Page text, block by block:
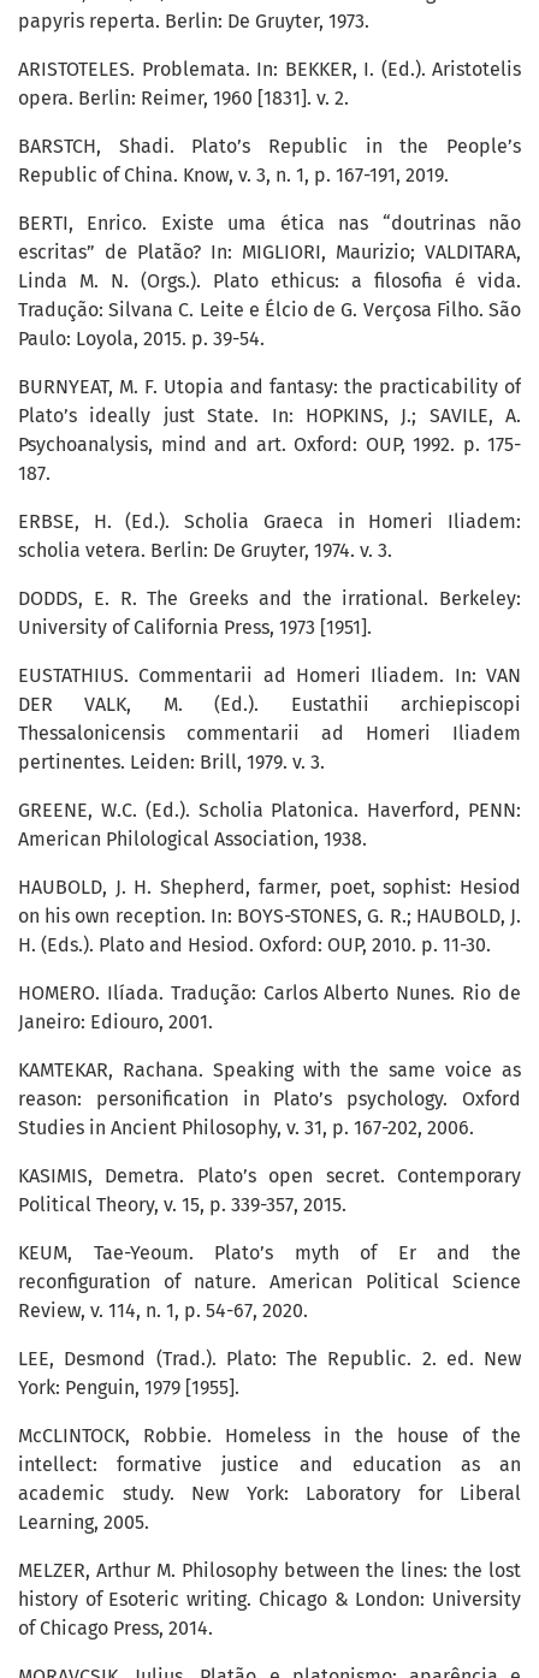
papyris reperta. Berlin: De Gruyter, 1973.
ARISTOTELES. Problemata. In: BEKKER, I. (Ed.). Aristotelis
opera. Berlin: Reimer, 1960 [1831]. v. 2.
BARSTCH, Shadi. Plato’s Republic in the People’s
Republic of China. Know, v. 3, n. 1, p. 167-191, 2019.
BERTI, Enrico. Existe uma ética nas “doutrinas não
escritas” de Platão? In: MIGLIORI, Maurizio; VALDITARA,
Linda M. N. (Orgs.). Plato ethicus: a filosofia é vida.
Tradução: Silvana C. Leite e Élcio de G. Verçosa Filho. São
Paulo: Loyola, 2015. p. 39-54.
BURNYEAT, M. F. Utopia and fantasy: the practicability of
Plato’s ideally just State. In: HOPKINS, J.; SAVILE, A.
Psychoanalysis, mind and art. Oxford: OUP, 1992. p. 175-
187.
ERBSE, H. (Ed.). Scholia Graeca in Homeri Iliadem:
scholia vetera. Berlin: De Gruyter, 1974. v. 3.
DODDS, E. R. The Greeks and the irrational. Berkeley:
University of California Press, 1973 [1951].
EUSTATHIUS. Commentarii ad Homeri Iliadem. In: VAN
DER VALK, M. (Ed.). Eustathii archiepiscopi
Thessalonicensis commentarii ad Homeri Iliadem
pertinentes. Leiden: Brill, 1979. v. 3.
GREENE, W.C. (Ed.). Scholia Platonica. Haverford, PENN:
American Philological Association, 1938.
HAUBOLD, J. H. Shepherd, farmer, poet, sophist: Hesiod
on his own reception. In: BOYS-STONES, G. R.; HAUBOLD, J.
H. (Eds.). Plato and Hesiod. Oxford: OUP, 2010. p. 11-30.
HOMERO. Ilíada. Tradução: Carlos Alberto Nunes. Rio de
Janeiro: Ediouro, 2001.
KAMTEKAR, Rachana. Speaking with the same voice as
reason: personification in Plato’s psychology. Oxford
Studies in Ancient Philosophy, v. 31, p. 167-202, 2006.
KASIMIS, Demetra. Plato’s open secret. Contemporary
Political Theory, v. 15, p. 339-357, 2015.
KEUM, Tae-Yeoum. Plato’s myth of Er and the
reconfiguration of nature. American Political Science
Review, v. 114, n. 1, p. 54-67, 2020.
LEE, Desmond (Trad.). Plato: The Republic. 2. ed. New
York: Penguin, 1979 [1955].
McCLINTOCK, Robbie. Homeless in the house of the
intellect: formative justice and education as an
academic study. New York: Laboratory for Liberal
Learning, 2005.
MELZER, Arthur M. Philosophy between the lines: the lost
history of Esoteric writing. Chicago & London: University
of Chicago Press, 2014.